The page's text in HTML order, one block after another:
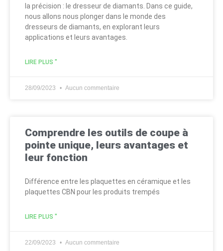
la précision : le dresseur de diamants. Dans ce guide,
nous allons nous plonger dans le monde des
dresseurs de diamants, en explorant leurs
applications et leurs avantages.
LIRE PLUS "
28/09/2023 Aucun commentaire
Comprendre les outils de coupe à
pointe unique, leurs avantages et
leur fonction
Différence entre les plaquettes en céramique et les
plaquettes CBN pour les produits trempés
LIRE PLUS "
22/09/2023 Aucun commentaire